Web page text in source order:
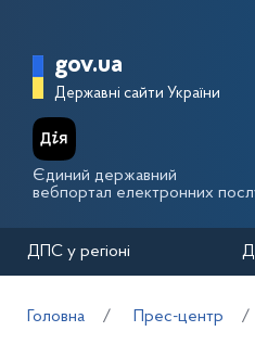
Головна
gov.ua
Державні сайти України
Єдиний державний
вебпортал електронних
ДПС у регіоні
Головна Прес-центр